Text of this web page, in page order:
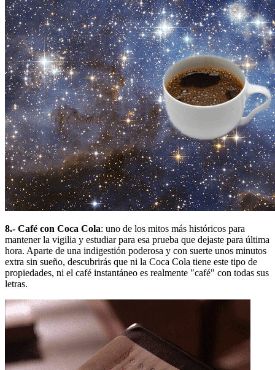
8.- Café con Coca Cola: uno de los mitos más históricos para
mantener la vigilia y estudiar para esa prueba que dejaste para última
hora. Aparte de una indigestión poderosa y con suerte unos minutos
extra sin sueño, descubrirás que ni la Coca Cola tiene este tipo de
propiedades, ni el café instantáneo es realmente "café" con todas sus
letras.